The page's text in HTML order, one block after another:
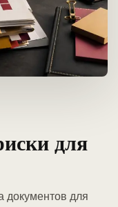
для
документов для